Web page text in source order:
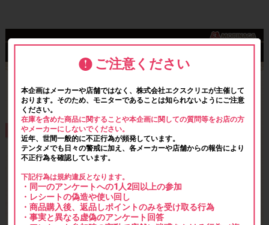
ご注意ください
本企画はメーカーや店舗ではなく、株式会社エクスクリエが主催して
おります。そのため、モニターであることは知られないようにご注意
ください。
在庫を含めた商品に関することや本企画に関しての質問等をお店の方
やメーカーにしないでください。
近年、世間一般的に不正行為が頻発しています。
テンタメでも日々の警戒に加え、各メーカーや店舗からの報告により
不正行為を確認しています。
下記行為は規約違反となります。
・同一のアンケートへの1人2回以上の参加
・レシートの偽造や使い回し
・商品購入後、返品しポイントのみを受け取る行為
・事実と異なる虚偽のアンケート回答